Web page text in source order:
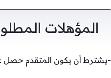
المؤهلات
-يشترط أن يكون المتقدم حصل